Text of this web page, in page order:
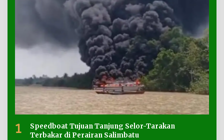
1
Speedboat Tujuan Tanjung Selor-Tarakan
Terbakar di Perairan Salimbatu